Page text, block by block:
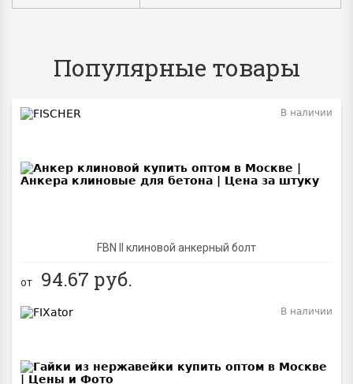
Популярные товары
FBN II клиновой анкерный болт
В наличии
от 94.67 руб.
В наличии